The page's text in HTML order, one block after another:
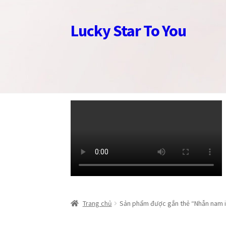
Đi
đến
Chuyển
đến
Lucky Star To You
Trang chủ Sản phẩm được gắn thẻ “Nhẫn nam